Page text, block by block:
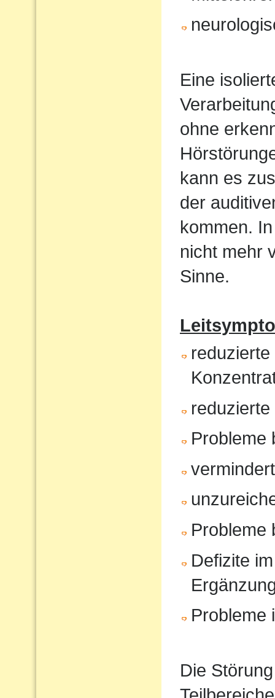
Eine
ohne
kann es
der
kommen.
nicht mehr
Sinne.
Probleme
Probleme
Defizite
Probleme
Die